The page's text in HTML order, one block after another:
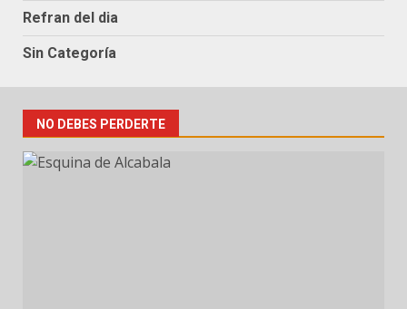
Refran del dia
Sin Categoría
NO DEBES PERDERTE